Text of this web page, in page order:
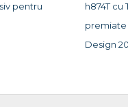
pentru
h874T cu
premiate
Design